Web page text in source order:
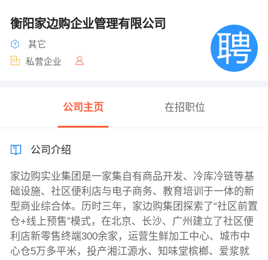
衡阳家边购企业管理有限公司
其它
私营企业
公司主页 在招职位
公司介绍
家边购实业集团是一家集自有商品开发、冷库冷链等基
础设施、社区便利店与电子商务、教育培训于一体的新
型商业综合体。历时三年，家边购集团探索了“社区前置
仓+线上预售”模式，在北京、长沙、广州建立了社区便
利店新零售终端300余家，运营生鲜加工中心、城市中
心仓5万多平米，投产湘江源水、知味堂槟榔、爱浆就